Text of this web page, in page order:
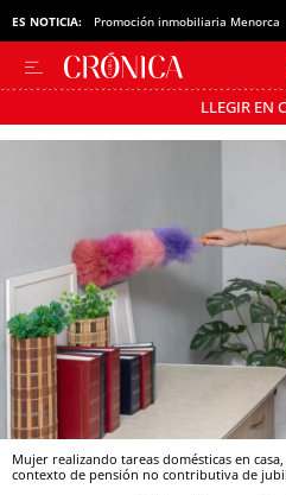
ES NOTICIA: Promoción inmobiliaria Menorca
LLEGIR EN
Pásate al MODO
Mujer realizando tareas domésticas en
contexto de pensión no contributiva de